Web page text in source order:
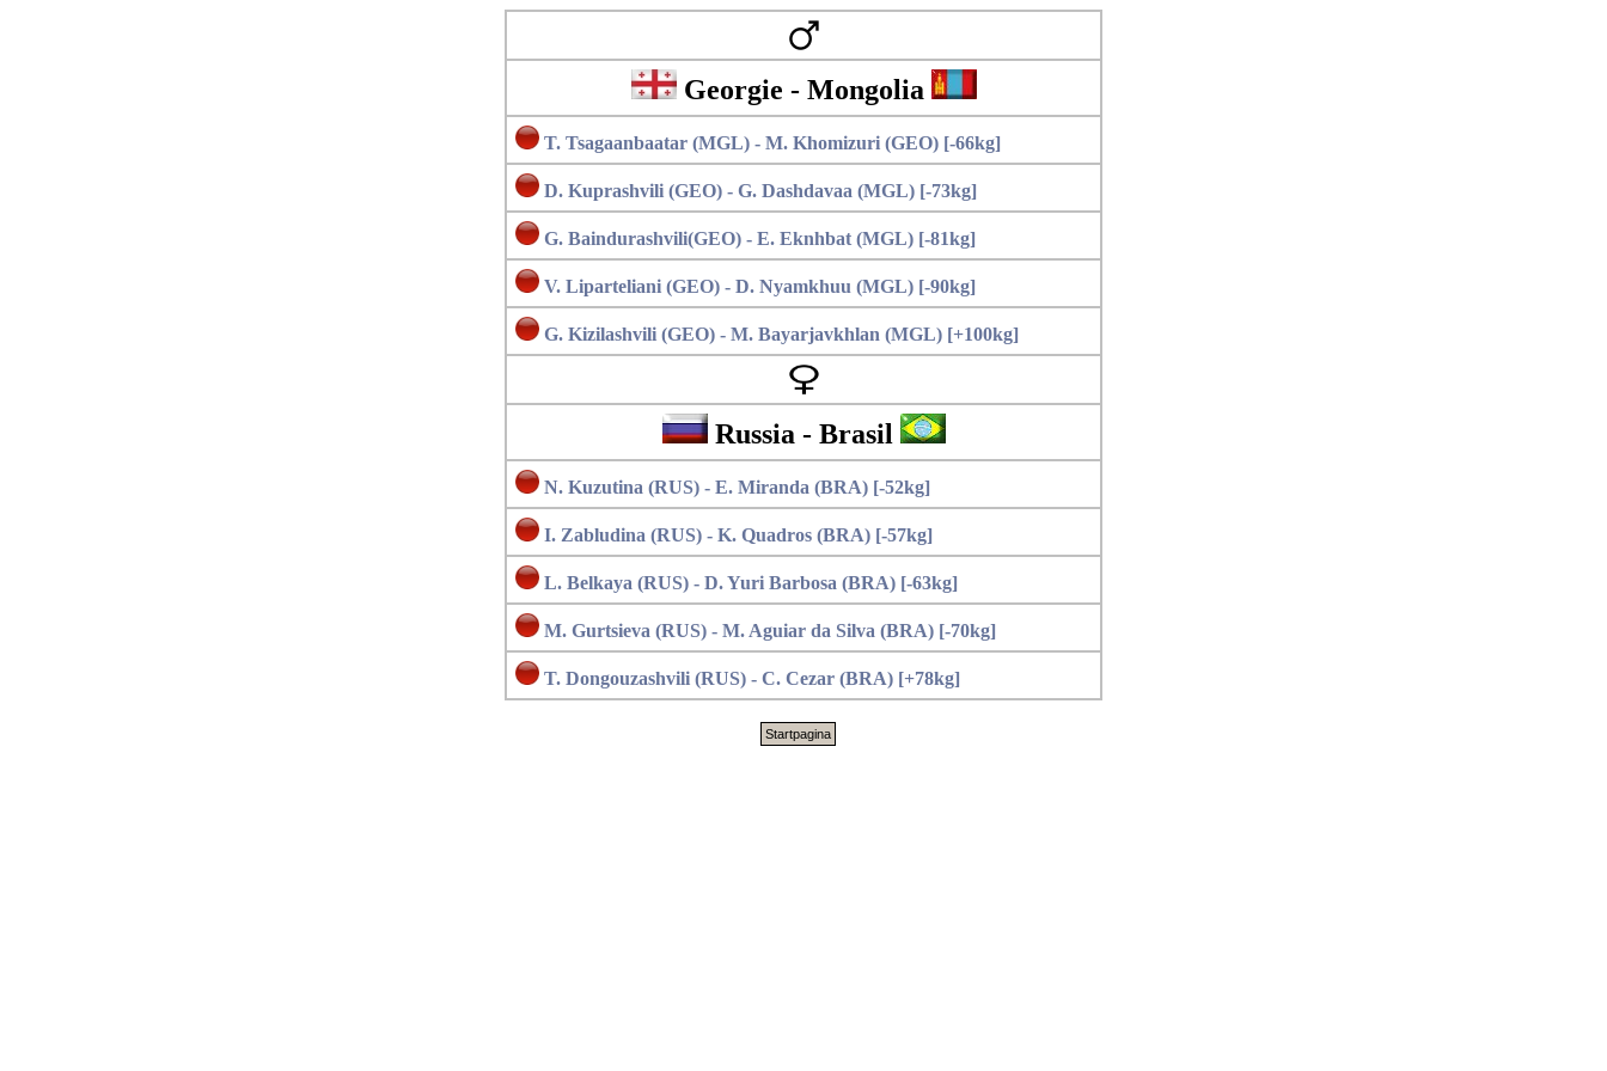
Georgie - Mongolia
T. Tsagaanbaatar (MGL) - M. Khomizuri (GEO) [-66kg]
D. Kuprashvili (GEO) - G. Dashdavaa (MGL) [-73kg]
G. Baindurashvili(GEO) - E. Eknhbat (MGL) [-81kg]
V. Liparteliani (GEO) - D. Nyamkhuu (MGL) [-90kg]
G. Kizilashvili (GEO) - M. Bayarjavkhlan (MGL) [+100kg]
Russia - Brasil
N. Kuzutina (RUS) - E. Miranda (BRA) [-52kg]
I. Zabludina (RUS) - K. Quadros (BRA) [-57kg]
L. Belkaya (RUS) - D. Yuri Barbosa (BRA) [-63kg]
M. Gurtsieva (RUS) - M. Aguiar da Silva (BRA) [-70kg]
T. Dongouzashvili (RUS) - C. Cezar (BRA) [+78kg]